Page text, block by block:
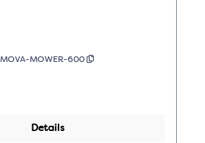
MOVA-MOWER-600
Details